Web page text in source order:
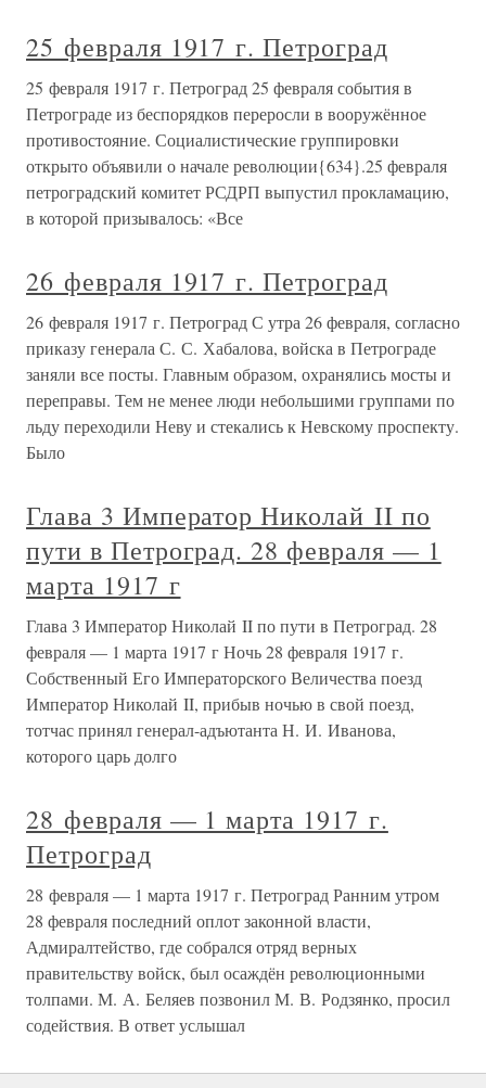
25 февраля 1917 г. Петроград
25 февраля 1917 г. Петроград 25 февраля события в
Петрограде из беспорядков переросли в вооружённое
противостояние. Социалистические группировки
открыто объявили о начале революции{634}.25 февраля
петроградский комитет РСДРП выпустил прокламацию,
в которой призывалось: «Все
26 февраля 1917 г. Петроград
26 февраля 1917 г. Петроград С утра 26 февраля, согласно
приказу генерала С. С. Хабалова, войска в Петрограде
заняли все посты. Главным образом, охранялись мосты и
переправы. Тем не менее люди небольшими группами по
льду переходили Неву и стекались к Невскому проспекту.
Было
Глава 3 Император Николай II по
пути в Петроград. 28 февраля — 1
марта 1917 г
Глава 3 Император Николай II по пути в Петроград. 28
февраля — 1 марта 1917 г Ночь 28 февраля 1917 г.
Собственный Его Императорского Величества поезд
Император Николай II, прибыв ночью в свой поезд,
тотчас принял генерал-адъютанта Н. И. Иванова,
которого царь долго
28 февраля — 1 марта 1917 г.
Петроград
28 февраля — 1 марта 1917 г. Петроград Ранним утром
28 февраля последний оплот законной власти,
Адмиралтейство, где собрался отряд верных
правительству войск, был осаждён революционными
толпами. М. А. Беляев позвонил М. В. Родзянко, просил
содействия. В ответ услышал